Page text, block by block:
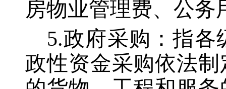
房物业管理费、公
5.政府采购：指
政性资金采购依法